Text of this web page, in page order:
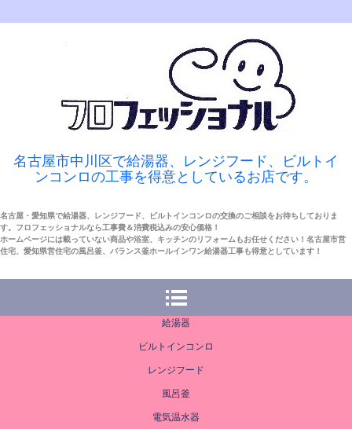
名古屋市中川区で給湯器、レンジフード、ビルトイ
ンコンロの工事を得意としているお店です。
名古屋・愛知県で給湯器、レンジフード、ビルトインコンロの交換のご相談をお待ちしておりま
す。フロフェッショナルなら工事費＆消費税込みの安心価格！
ホームページには載っていない商品や浴室、キッチンのリフォームもお任せください！名古屋市営
住宅、愛知県営住宅の風呂釜、バランス釜ホールインワン給湯器工事も得意としています！
給湯器
ビルトインコンロ
レンジフード
風呂釜
電気温水器